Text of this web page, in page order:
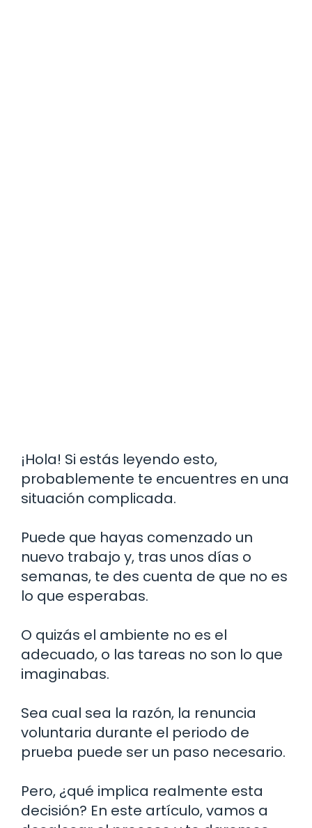
¡Hola! Si estás leyendo esto,
probablemente te encuentres en una
situación complicada.
Puede que hayas comenzado un
nuevo trabajo y, tras unos días o
semanas, te des cuenta de que no es
lo que esperabas.
O quizás el ambiente no es el
adecuado, o las tareas no son lo que
imaginabas.
Sea cual sea la razón, la renuncia
voluntaria durante el periodo de
prueba puede ser un paso necesario.
Pero, ¿qué implica realmente esta
decisión? En este artículo, vamos a